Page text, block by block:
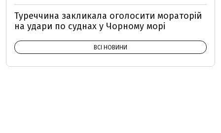
Туреччина закликала оголосити мораторій
на удари по суднах у Чорному морі
ВСІ НОВИНИ